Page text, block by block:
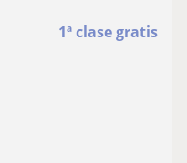
1ª clase gratis